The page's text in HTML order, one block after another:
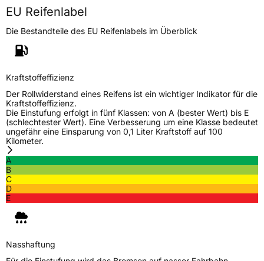
Fahrzeugart
PKW & SUV
ZustandNeureifen
EU Label
Effizienz
EU Reifenlabel
Die Bestandteile des EU Reifenlabels im Überblick
Kraftstoffeffizienz
Der Rollwiderstand eines Reifens ist ein wichtiger Indikator für die
Kraftstoffeffizienz.
Die Einstufung erfolgt in fünf Klassen: von A (bester Wert) bis E
(schlechtester Wert). Eine Verbesserung um eine Klasse bedeutet
ungefähr eine Einsparung von 0,1 Liter Kraftstoff auf 100
Kilometer.
A
B
C
D
E
Nasshaftung